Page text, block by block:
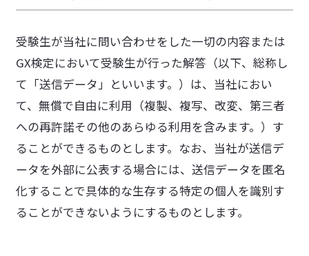
受験生が当社に問い合わせをした一切の内容または
GX検定において受験生が行った解答（以下、総称し
て「送信データ」といいます。）は、当社におい
て、無償で自由に利用（複製、複写、改変、第三者
への再許諾その他のあらゆる利用を含みます。）す
ることができるものとします。なお、当社が送信デ
ータを外部に公表する場合には、送信データを匿名
化することで具体的な生存する特定の個人を識別す
ることができないようにするものとします。